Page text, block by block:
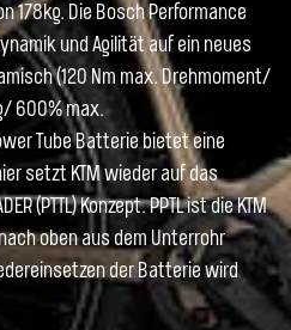
Die Bosch Performance
und Agilität auf ein neues
(120 Nm max. Drehmoment/
600% max.
Tube Batterie bietet eine
setzt KTM wieder auf das
(PTTL) Konzept. PPTL ist die KTM
oben aus dem Unterrohr
der Batterie wird